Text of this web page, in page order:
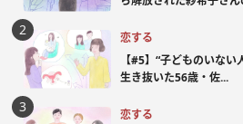
恋する
【#5】“子どものいな
生き抜いた56歳・佐...
恋する